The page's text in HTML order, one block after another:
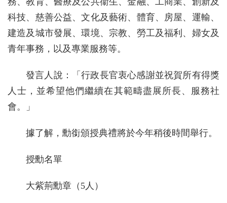
科技、慈善公益、文化及藝術、體育、房屋、運輸、
建造及城市發展、環境、宗教、勞工及福利、婦女及
青年事務，以及專業服務等。
發言人說：「行政長官衷心感謝並祝賀所有得獎
人士，並希望他們繼續在其範疇盡展所長、服務社
會。」
據了解，勳銜頒授典禮將於今年稍後時間舉行。
授勳名單
大紫荊勳章（5人）